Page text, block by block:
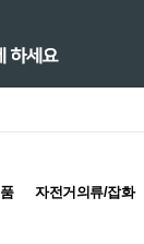
자전거의류/잡화